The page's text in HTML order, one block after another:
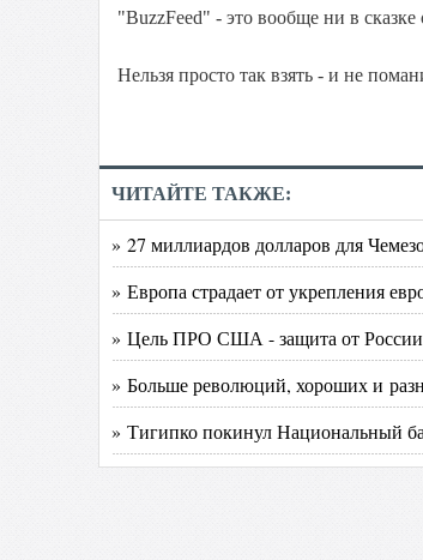
"BuzzFeed" - это вообще ни в сказке
Нельзя просто так взять - и не
ЧИТАЙТЕ ТАКЖЕ:
» 27 миллиардов долларов для
» Европа страдает от укрепления
» Цель ПРО США - защита от
» Больше революций, хороших и
» Тигипко покинул Национальный